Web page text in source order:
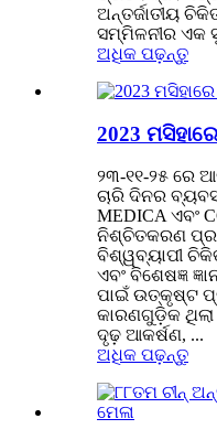
ଅନ୍ତର୍ଜାତୀୟ
ସମ୍ମିଳନୀର ଏକ
ଅଧିକ ପଢ଼ନ୍ତୁ
2023
୨୩-୧୧-୨୫ ରେ
ଚାରି ଦିନର
MEDICA ଏବଂ
ନିଶ୍ଚିତକରଣ
ବିଶ୍ୱବ୍ୟାପୀ
ଏବଂ ବିଶେଷଜ୍ଞ
ପାଇଁ ଉତ୍କୃଷ୍ଟ
କାରଣଗୁଡ଼ିକ ଥିଲା
ଦୃଢ଼ ଆକର୍ଷଣ, ...
ଅଧିକ ପଢ଼ନ୍ତୁ